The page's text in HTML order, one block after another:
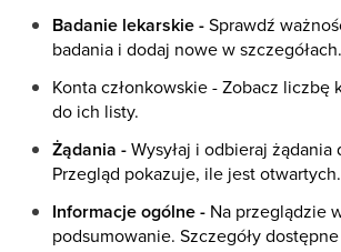
Badanie lekarskie -Sprawdź
badania i dodaj nowe w szczegółach.
Konta członkowskie - Zobacz liczbę
do ich listy.
Żądania -Wysyłaj i odbieraj żądania
Przegląd pokazuje, ile jest otwartych.
Informacje ogólne - Na przeglądzie
podsumowanie. Szczegóły